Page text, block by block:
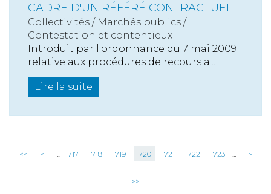
CADRE D'UN RÉFÉRÉ CONTRACTUEL
Collectivités / Marchés publics /
Contestation et contentieux
Introduit par l'ordonnance du 7 mai 2009
relative aux procédures de recours a...
Lire la suite
<< < 717 718 719 720 721 722 723 >
>>